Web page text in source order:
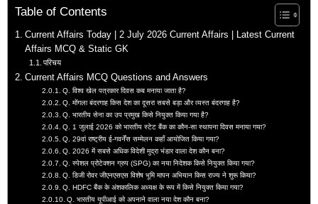
Table of Contents
Current Affairs Today | 2 July 2026 Current Affairs | Latest Current
Affairs MCQ & Static GK
परिचय
Current Affairs MCQ Questions and Answers
Q. विश्व खेल पत्रकार दिवस कब मनाया जाता है?
Q. मोंगला बंदरगाह किस देश का दूसरा सबसे बड़ा और व्यस्त बंदरगाह है?
Q. भारतीय सेना का उप प्रमुख किसे नियुक्त किया गया है?
Q. 1 जुलाई 2026 को भारतीय स्टेट बैंक का कौन-सा स्थापना दिवस मनाया गया?
Q. 29वां राष्ट्रीय ई-गवर्नेंस सम्मेलन कहाँ आयोजित किया गया?
Q. 2026 में सबसे अधिक विदेशी मुद्रा भंडार वाला देश कौन बना?
Q. स्पेशल प्रोटेक्शन ग्रुप (SPG) का नया निदेशक किसे नियुक्त किया गया?
Q. डिजी रोवर जीएनएसएस विशेष भूमि मापन अभियान किस राज्य ने शुरू किया?
Q. HDFC बैंक के अंशकालिक अध्यक्ष के रूप में किसे नियुक्त किया गया?
Q. भारतीय यूपीआई को अपनाने वाला नया देश कौन बना?